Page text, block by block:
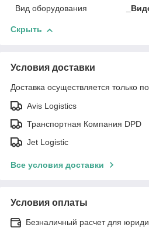
Вид оборудования
Скрыть
Условия доставки
Доставка осуществляется только
Avis Logistics
Транспортная Компания DPD
Jet Logistic
Все условия доставки
Условия оплаты
Безналичный расчет для